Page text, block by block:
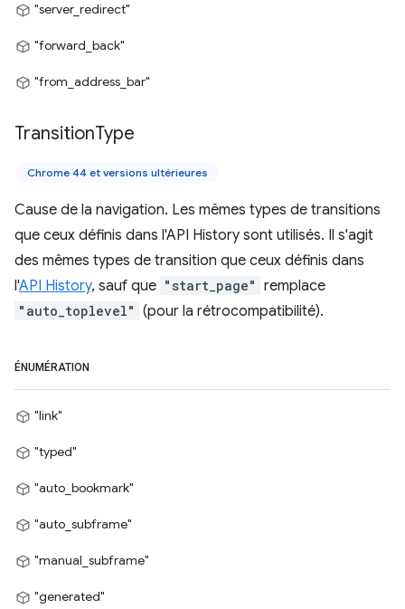
"server_redirect"
"forward_back"
"from_address_bar"
TransitionType
Chrome 44 et versions ultérieures
Cause de la navigation. Les mêmes types de transitions
que ceux définis dans l'API History sont utilisés. Il s'agit
des mêmes types de transition que ceux définis dans
l'API History, sauf que "start_page" remplace
"auto_toplevel" (pour la rétrocompatibilité).
ÉNUMÉRATION
"link"
"typed"
"auto_bookmark"
"auto_subframe"
"manual_subframe"
"generated"